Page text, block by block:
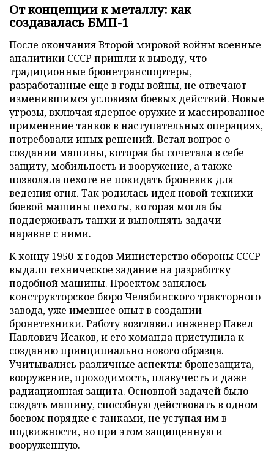
От концепции к металлу: как
создавалась БМП-1
После окончания Второй мировой войны военные
аналитики СССР пришли к выводу, что
традиционные бронетранспортеры,
разработанные еще в годы войны, не отвечают
изменившимся условиям боевых действий. Новые
угрозы, включая ядерное оружие и массированное
применение танков в наступательных операциях,
потребовали иных решений. Встал вопрос о
создании машины, которая бы сочетала в себе
защиту, мобильность и вооружение, а также
позволяла пехоте не покидать броневик для
ведения огня. Так родилась идея новой техники –
боевой машины пехоты, которая могла бы
поддерживать танки и выполнять задачи
наравне с ними.
К концу 1950-х годов Министерство обороны СССР
выдало техническое задание на разработку
подобной машины. Проектом занялось
конструкторское бюро Челябинского тракторного
завода, уже имевшее опыт в создании
бронетехники. Работу возглавил инженер Павел
Павлович Исаков, и его команда приступила к
созданию принципиально нового образца.
Учитывались различные аспекты: бронезащита,
вооружение, проходимость, плавучесть и даже
радиационная защита. Основной задачей было
создать машину, способную действовать в одном
боевом порядке с танками, не уступая им в
подвижности, но при этом защищенную и
вооруженную.